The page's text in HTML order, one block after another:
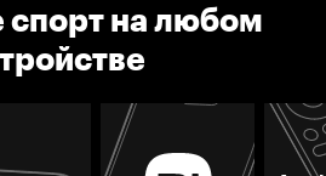
спорт на любом